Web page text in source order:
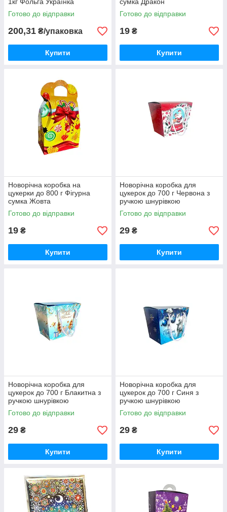
Готово до відправки
200,31 ₴/упаковка
Купити
Готово до відправки
19 ₴
Купити
Новорічна коробка на
цукерки до 800 г Фігурна
сумка Жовта
Готово до відправки
19 ₴
Купити
Новорічна коробка для
цукерок до 700 г Червона з
ручкою шнурівкою
Готово до відправки
29 ₴
Купити
Новорічна коробка для
цукерок до 700 г Блакитна з
ручкою шнурівкою
Готово до відправки
29 ₴
Купити
Новорічна коробка для
цукерок до 700 г Синя з
ручкою шнурівкою
Готово до відправки
29 ₴
Купити